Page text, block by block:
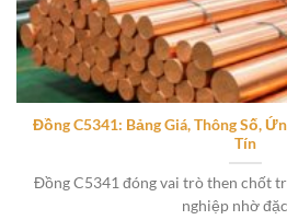
Đồng C5341: Bảng Giá, Thông Số,
Tín
Đồng C5341 đóng vai trò then chốt
nghiệp nhờ đặc